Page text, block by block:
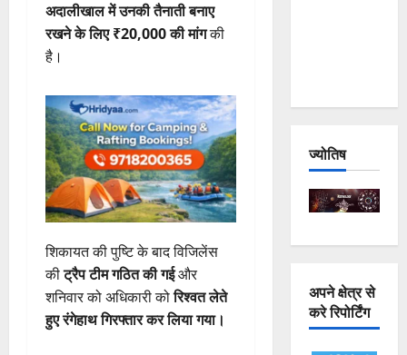
अदालीखाल में उनकी तैनाती बनाए
रखने के लिए ₹20,000 की मांगकी
है।
शिकायत की पुष्टि के बाद विजिलेंस
कीट्रैप टीम गठित की गईऔर
शनिवार को अधिकारी कोरिश्वत लेते
हुए रंगेहाथ गिरफ्तार कर लिया गया।
ज्योतिष
अपने क्षेत्र से
करे रिपोर्टिंग